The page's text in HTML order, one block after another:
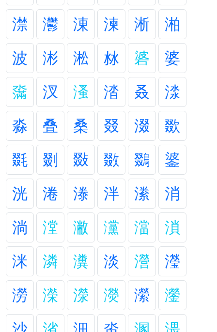
澿
灪 涷 湅 淅
湐
波
涁 淞 沝 碆
婆
濷
汊 溞 涾 叒
渁
淼
叠 桑 叕 涰
欼
毲
剟 敠 敪 鵽
錃
洸
淃 漛 泮 潫
消
淌
漟 潎 灙 澢
溑
洣
潾 瀵 淡 瀯
瀅
澇
濚 濴 濙 瀠
灐